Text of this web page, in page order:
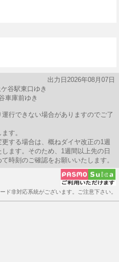
出力日2026年08月07日
谷駅東口ゆき
車庫前ゆき
行できない場合がありますのでご了
す。
する場合は、概ねダイヤ改正の1週
ます。そのため、1週間以上先の日
時刻のご確認をお願いいたします。
ド非対応系統がございます。ご注意下さい。